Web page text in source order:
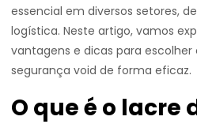
essencial em diversos setores,
logística. Neste artigo, vamos
vantagens e dicas para escolher
segurança void de forma eficaz.
O que é o lacre